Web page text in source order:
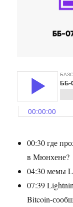
00:30 где
в Мюнхене?
04:30 мемы
07:39
Bitcoin-